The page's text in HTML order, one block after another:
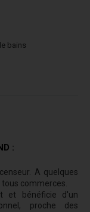
bains
:
A quelques
commerces.
et bénéficie d'un
proche des